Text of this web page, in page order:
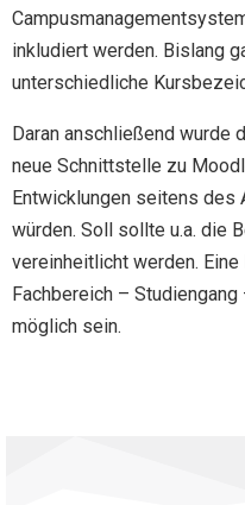
inkludiert werden. Bislang
unterschiedliche
Daran anschließend wurde
neue Schnittstelle zu
Entwicklungen seitens des
würden. Soll sollte u.a. die
vereinheitlicht werden. Eine
Fachbereich –
möglich sein.